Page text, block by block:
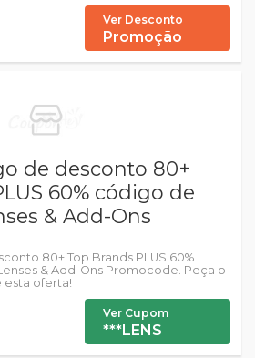
Ver Desconto
Promoção
de desconto 80+
60% código de
& Add-Ons
80+ Top Brands PLUS 60%
& Add-Ons Promocode. Peça o
esta oferta!
Ver Cupom
***LENS